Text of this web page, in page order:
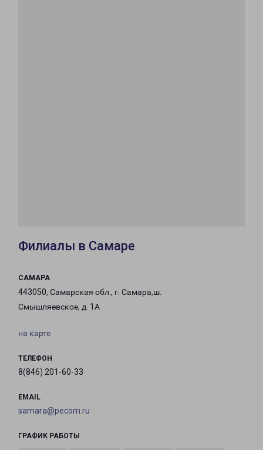
Филиалы в Самаре
САМАРА
443050, Самарская обл., г. Самара,ш.
Смышляевское, д. 1А
на карте
ТЕЛЕФОН
8(846) 201-60-33
EMAIL
samara@pecom.ru
ГРАФИК РАБОТЫ